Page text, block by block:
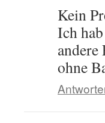
Kein
Ich
ohne